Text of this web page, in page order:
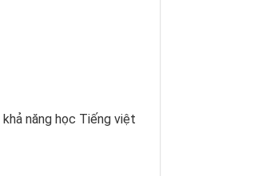
năng học Tiếng việt